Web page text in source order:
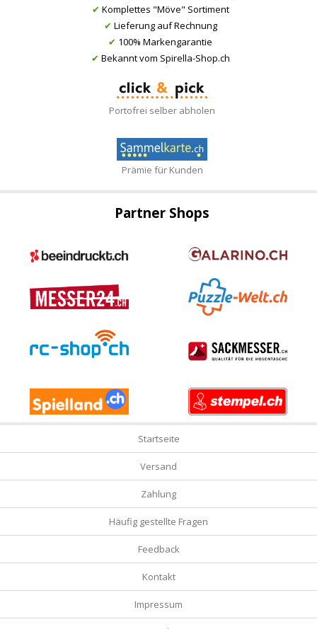
✔ Komplettes "Möve" Sortiment
✔ Lieferung auf Rechnung
✔ 100% Markengarantie
✔ Bekannt vom Spirella-Shop.ch
Portofrei selber abholen
Prämie für Kunden
Partner Shops
Startseite
Versand
Zahlung
Häufig gestellte Fragen
Feedback
Kontakt
Impressum